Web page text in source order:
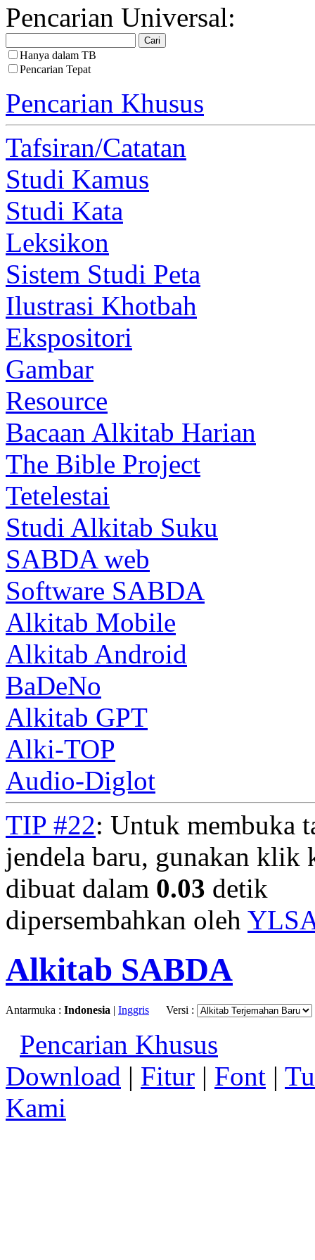
Pencarian Universal:
Hanya dalam TB
Pencarian Tepat
Pencarian Khusus
Tafsiran/Catatan
Studi Kamus
Studi Kata
Leksikon
Sistem Studi Peta
Ilustrasi Khotbah
Ekspositori
Gambar
Resource
Bacaan Alkitab Harian
The Bible Project
Tetelestai
Studi Alkitab Suku
SABDA web
Software SABDA
Alkitab Mobile
Alkitab Android
BaDeNo
Alkitab GPT
Alki-TOP
Audio-Diglot
TIP #22: Untuk membuka
jendela baru, gunakan klik
dibuat dalam 0.03 detik
dipersembahkan oleh
Alkitab SABDA
Antarmuka : Indonesia | Inggris Versi :
Pencarian Khusus
Download | Fitur | Font |
Kami